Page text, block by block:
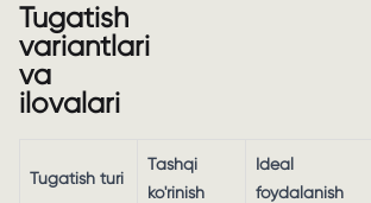
Tugatish
variantlari
va
ilovalari
Tugatish turi
Tashqi
ko'rinish
Ideal
foydalanish